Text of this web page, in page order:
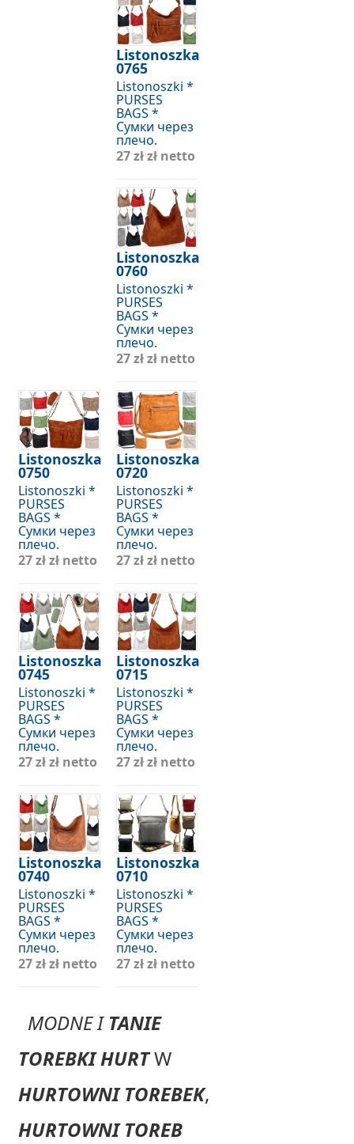
Listonoszka
0765
Listonoszki *
PURSES
BAGS *
Сумки через
плечо.
27 złzł netto
Listonoszka
0760
Listonoszki *
PURSES
BAGS *
Сумки через
плечо.
27 złzł netto
Listonoszka
0750
Listonoszki *
PURSES
BAGS *
Сумки через
плечо.
27 złzł netto
Listonoszka
0745
Listonoszki *
PURSES
BAGS *
Сумки через
плечо.
27 złzł netto
Listonoszka
0740
Listonoszki *
PURSES
BAGS *
Сумки через
плечо.
27 złzł netto
Listonoszka
0720
Listonoszki *
PURSES
BAGS *
Сумки через
плечо.
27 złzł netto
Listonoszka
0715
Listonoszki *
PURSES
BAGS *
Сумки через
плечо.
27 złzł netto
Listonoszka
0710
Listonoszki *
PURSES
BAGS *
Сумки через
плечо.
27 złzł netto
MODNE I TANIE
TOREBKI HURTW
HURTOWNI TOREBEK,
HURTOWNI TOREB